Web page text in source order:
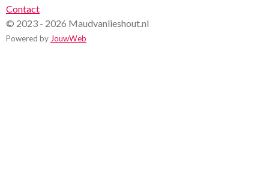
Contact
© 2023 - 2026 Maudvanlieshout.nl
Powered by JouwWeb